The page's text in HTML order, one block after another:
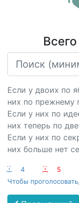
Если у двоих по
них по прежнему
Если у них по
них теперь по
Если у них по
них больше нет
:-) 4 :-(
5
Чтобы